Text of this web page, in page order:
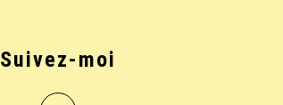
Suivez-moi